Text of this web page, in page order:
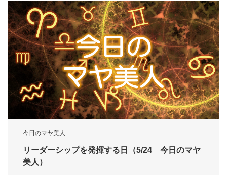
今日のマヤ美人
リーダーシップを発揮する日（5/24 今日のマヤ
美人）